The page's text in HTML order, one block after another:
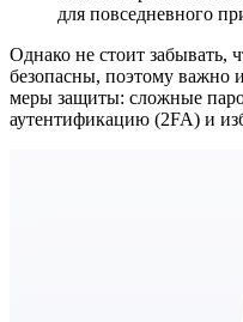
для повседневного
Однако не стоит забывать,
безопасны, поэтому важно
меры защиты: сложные
аутентификацию (2FA) и